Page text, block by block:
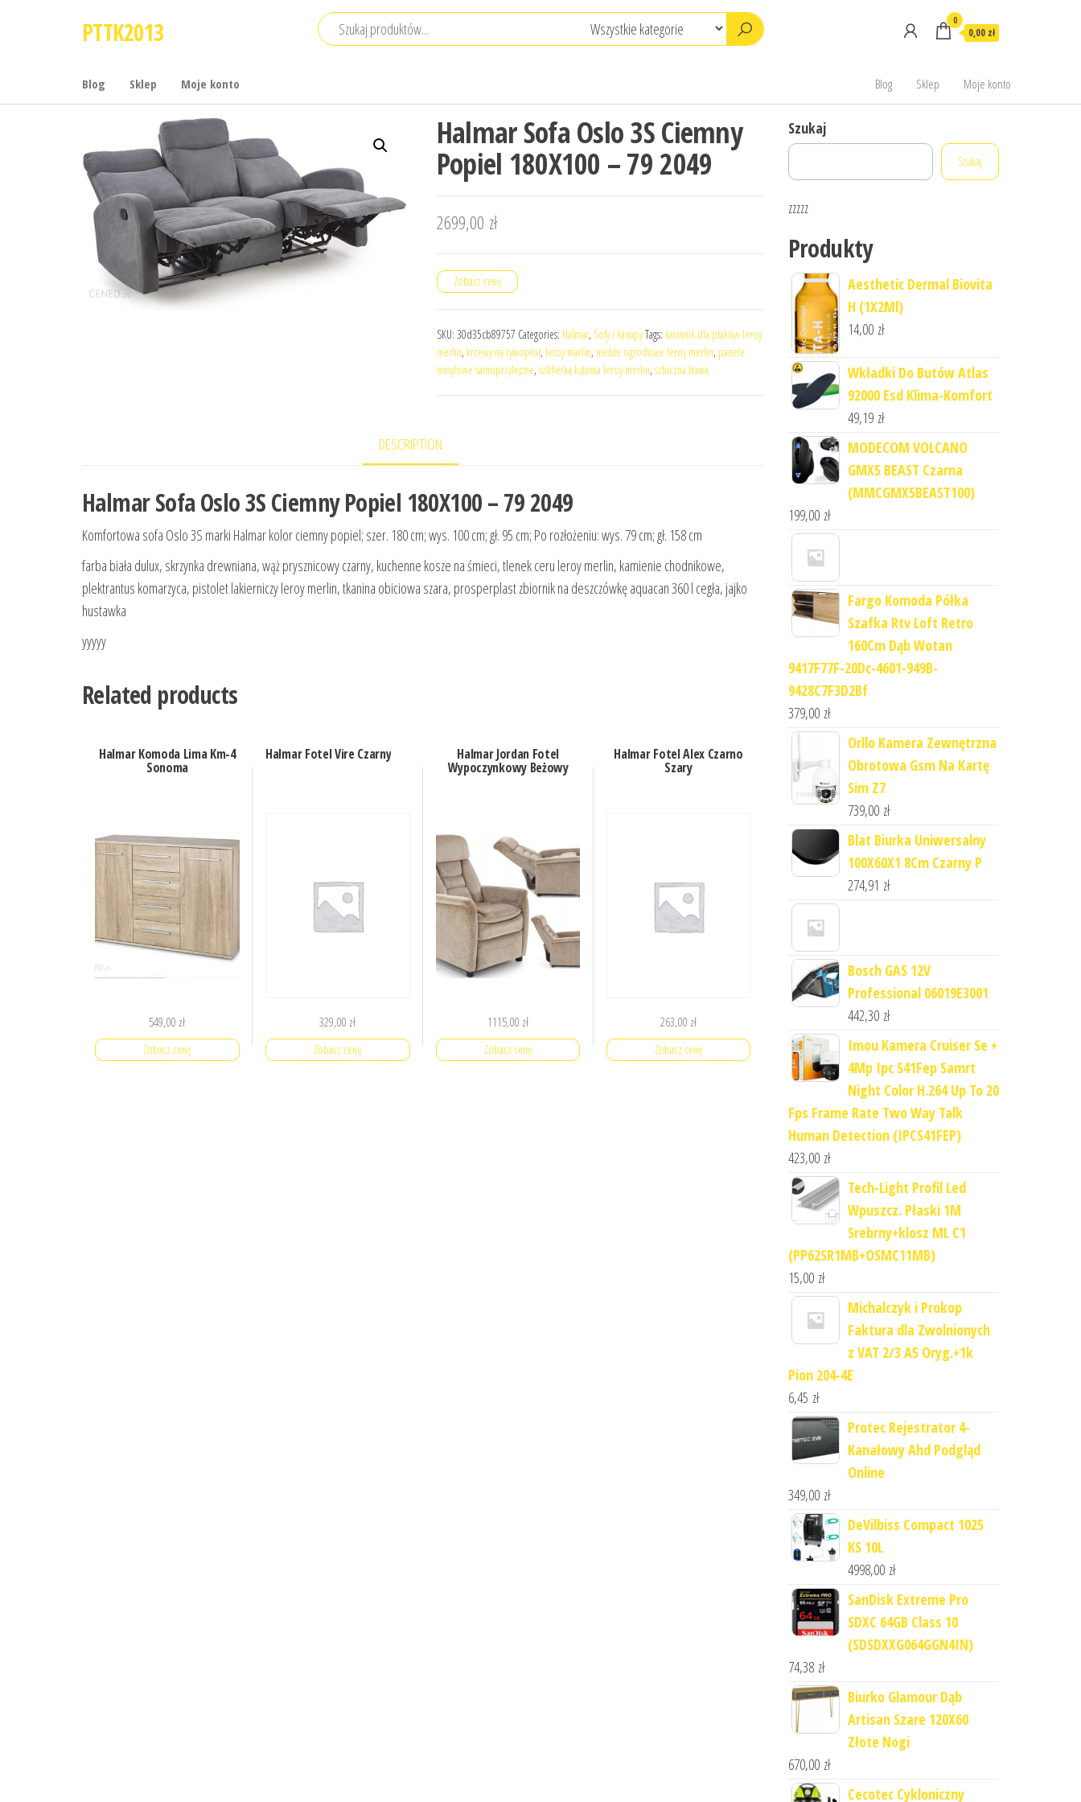
PTTK2013 0
0,00 zł
Blog Sklep Moje konto Blog Sklep Moje konto
Halmar Sofa Oslo 3S Ciemny
Popiel 180X100 – 79 2049
2699,00 zł
Zobacz cenę
SKU: 30d35cb89757 Categories: Halmar, Sofy i kanapyTags: karmnik dla ptaków leroy
merlin, krzewy na żywopłot, leroy marlin, meble ogrodowe leroy merlin, panele
winylowe samoprzylepne, szlifierka kątowa leroy merlin, sztuczna trawa
DESCRIPTION
Halmar Sofa Oslo 3S Ciemny Popiel 180X100 – 79 2049
Komfortowa sofa Oslo 3S marki Halmar kolor ciemny popiel; szer. 180 cm; wys. 100 cm; gł. 95 cm; Po rozłożeniu: wys. 79 cm; gł. 158 cm
farba biała dulux, skrzynka drewniana, wąż prysznicowy czarny, kuchenne kosze na śmieci, tlenek ceru leroy merlin, kamienie chodnikowe,
plektrantus komarzyca, pistolet lakierniczy leroy merlin, tkanina obiciowa szara, prosperplast zbiornik na deszczówkę aquacan 360 l cegła, jajko
hustawka
yyyyy
Related products
Halmar Komoda Lima Km-4
Sonoma
549,00 zł
Zobacz cenę
Halmar Fotel Vire Czarny
329,00 zł
Zobacz cenę
Halmar Jordan Fotel
Wypoczynkowy Beżowy
1115,00 zł
Zobacz cenę
Halmar Fotel Alex Czarno
Szary
263,00 zł
Zobacz cenę
Szukaj
Szukaj
zzzzz
Produkty
Aesthetic Dermal Biovita
H (1X2Ml)
14,00 zł
Wkładki Do Butów Atlas
92000 Esd Klima-Komfort
49,19 zł
MODECOM VOLCANO
GMX5 BEAST Czarna
(MMCGMX5BEAST100)
199,00 zł
Fargo Komoda Półka
Szafka Rtv Loft Retro
160Cm Dąb Wotan
9417F77F-20Dc-4601-949B-
9428C7F3D2Bf
379,00 zł
Orllo Kamera Zewnętrzna
Obrotowa Gsm Na Kartę
Sim Z7
739,00 zł
Blat Biurka Uniwersalny
100X60X1 8Cm Czarny P
274,91 zł
Bosch GAS 12V
Professional 06019E3001
442,30 zł
Imou Kamera Cruiser Se +
4Mp Ipc S41Fep Samrt
Night Color H.264 Up To 20
Fps Frame Rate Two Way Talk
Human Detection (IPCS41FEP)
423,00 zł
Tech-Light Profil Led
Wpuszcz. Płaski 1M
Srebrny+klosz ML C1
(PP62SR1MB+OSMC11MB)
15,00 zł
Michalczyk i Prokop
Faktura dla Zwolnionych
z VAT 2/3 A5 Oryg.+1k
Pion 204-4E
6,45 zł
Protec Rejestrator 4-
Kanałowy Ahd Podgląd
Online
349,00 zł
DeVilbiss Compact 1025
KS 10L
4998,00 zł
SanDisk Extreme Pro
SDXC 64GB Class 10
(SDSDXXG064GGN4IN)
74,38 zł
Biurko Glamour Dąb
Artisan Szare 120X60
Złote Nogi
670,00 zł
Cecotec Cykloniczny